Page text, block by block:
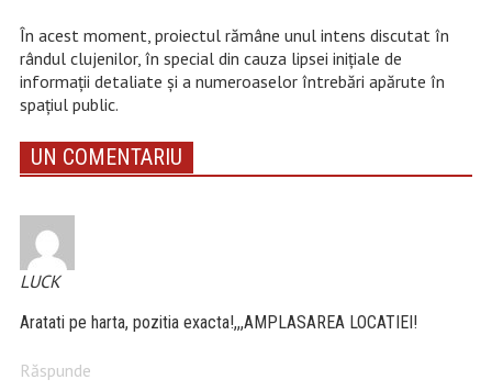
În acest moment, proiectul rămâne unul intens discutat în
rândul clujenilor, în special din cauza lipsei inițiale de
informații detaliate și a numeroaselor întrebări apărute în
spațiul public.
UN COMENTARIU
LUCK
Aratati pe harta, pozitia exacta!,,,AMPLASAREA LOCATIEI!
Răspunde